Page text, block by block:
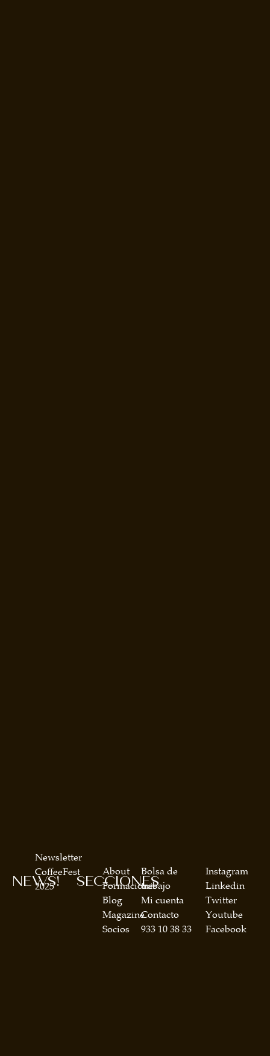
SECCIONES
About
Formaciones
Blog
Magazine
Socios
Bolsa de
trabajo
Mi cuenta
Contacto
933 10 38 33
NEWS!
Newsletter
CoffeeFest
2025
Instagram
Linkedin
Twitter
Youtube
Facebook